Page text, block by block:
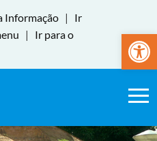
Abrir
Informação |
Ir
|
Ir para o